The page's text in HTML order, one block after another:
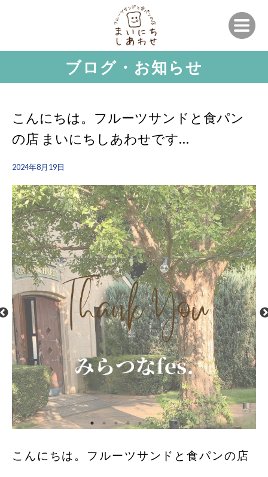
ブログ・お知らせ
こんにちは。フルーツサンドと食パン
の店 まいにちしあわせです…
2024年8月19日
こんにちは。フルーツサンドと食パンの店